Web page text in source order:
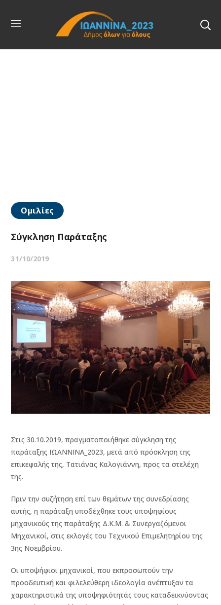
Ομιλίες
Σύγκληση Παράταξης
31/10/2019
Στις 30.10.2019, πραγματοποιήθηκε σύγκληση της
παράταξης ΙΩΑΝΝΙΝΑ_2023, μετά από πρόσκληση της
επικεφαλής της, Τατιάνας Καλογιάννη, προς τα στελέχη
της.
Πριν την συζήτηση επί των θεμάτων της συνεδρίασης
αυτής, η παράταξη υποδέχθηκε τους υποψηφίους
μηχανικούς της παράταξης Δ.Κ.Μ. & Συνεργαζόμενοι
Μηχανικοί, στις εκλογές του Τεχνικού Επιμελητηρίου της
3ης Νοεμβρίου.
Οι υποψήφιοι μηχανικοί, που εκπροσωπούν την
προοδευτική και φιλελεύθερη ιδεολογία ανέπτυξαν τα
χαρακτηριστικά της υποψηφιότητάς τους καταδεικνύοντας